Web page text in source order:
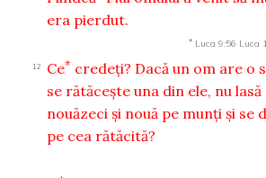
era pierdut.
* Luca 9:56 Luca
12 Ce* credeţi? Dacă un om are o
se rătăceşte una din ele, nu lasă
nouăzeci şi nouă pe munţi şi se
pe cea rătăcită?